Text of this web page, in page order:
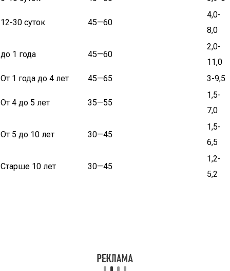
12-30 суток 45—60
4,0-
8,0
до 1 года 45—60
2,0-
11,0
От 1 года до 4 лет
45—65 3-9,5
От 4 до 5 лет 35—55
1,5-
7,0
От 5 до 10 лет 30—45
1,5-
6,5
Старше 10 лет 30—45
1,2-
5,2